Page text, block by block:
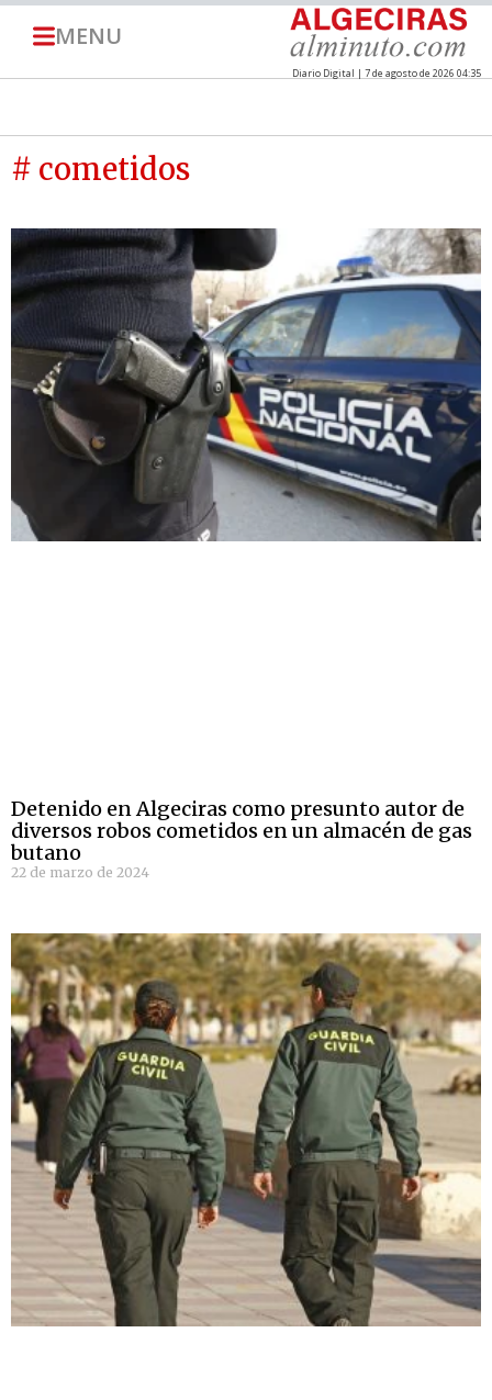
MENU
Diario Digital | 7 de agosto de 2026 04:35
# cometidos
Detenido en Algeciras como presunto autor de
diversos robos cometidos en un almacén de gas
butano
22 de marzo de 2024